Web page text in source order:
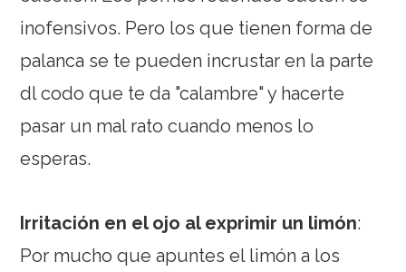
inofensivos. Pero los que tienen forma de
palanca se te pueden incrustar en la parte
dl codo que te da "calambre" y hacerte
pasar un mal rato cuando menos lo
esperas.
Irritación en el ojo al exprimir un limón:
Por mucho que apuntes el limón a los